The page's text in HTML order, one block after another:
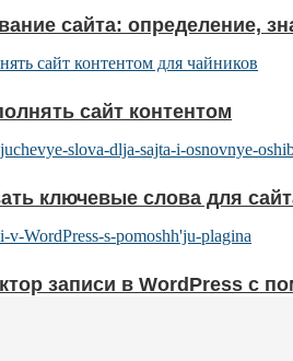
сайта: определение,
сайт контентом
ключевые слова для
записи в WordPress с